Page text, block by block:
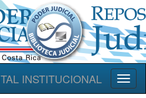
INSTITUCIONAL